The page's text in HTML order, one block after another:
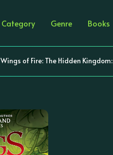
Category Genre Books
Wings of Fire: The Hidden